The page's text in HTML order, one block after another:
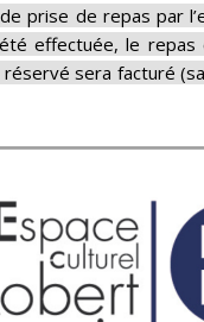
prise de repas par
effectuée, le
sera facturé